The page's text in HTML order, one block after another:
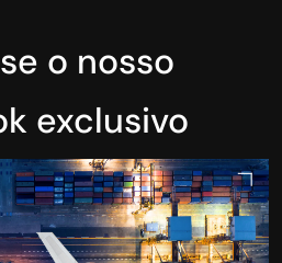
o nosso
exclusivo